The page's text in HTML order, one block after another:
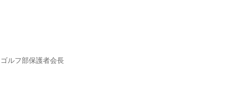
ルフ部保護者会長